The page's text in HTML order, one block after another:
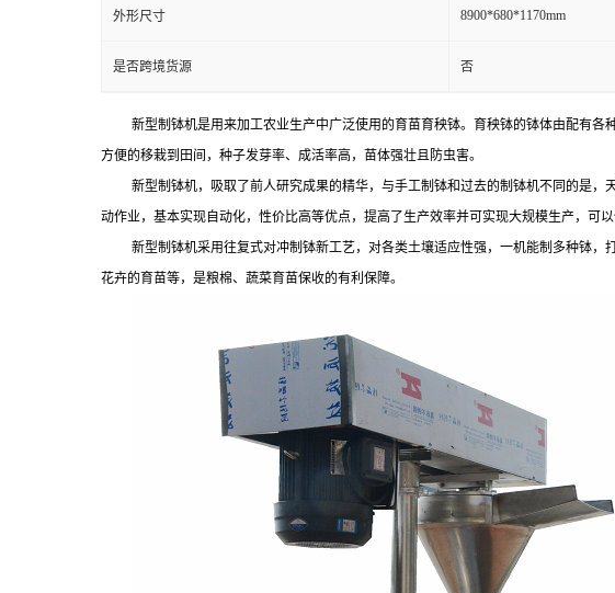
外形尺寸 8900*680*1170mm
是否跨境货源 否
新型制钵机是用来加工农业生产中广泛使用的育苗育秧钵。育秧钵的钵体由配有
方便的移栽到田间，种子发芽率、成活率高，苗体强壮且防虫害。
新型制钵机，吸取了前人研究成果的精华，与手工制钵和过去的制钵机不同的是
动作业，基本实现自动化，性价比高等优点，提高了生产效率并可实现大规模生产，可
新型制钵机采用往复式对冲制钵新工艺，对各类土壤适应性强，一机能制多种钵
花卉的育苗等，是粮棉、蔬菜育苗保收的有利保障。